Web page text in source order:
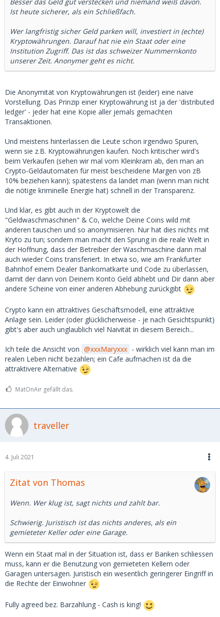
Ist heute sicherer, als ein Schließfach.
Wer langfristig sicher Geld parken will, investiert in (echte)
Kryptowährungen. Darauf hat nie ein Staat oder eine
Institution Zugriff. Das ist das schweizer Nummernkonto
unserer Zeit. Anonymer geht es nicht.
Die Anonymität von Kryptowährungen ist (leider) eine naive
Vorstellung. Das Prinzip einer Kryptowährung ist ja der 'distributed
ledger' - jeder hat eine Kopie aller jemals gemachten
Transaktionen.
Und meistens hinterlassen die Leute schon irgendwo Spuren,
wenn sie z.B. Kryptowährungen kaufen. Noch kritischer wird's
beim Verkaufen (sehen wir mal vom Kleinkram ab, den man an
Crypto-Geldautomaten für meist bescheidene Margen von zB
10% beziehen kann); spätestens da landet man (wenn man nicht
die nötige kriminelle Energie hat) schnell in der Transparenz.
Und klar, es gibt auch in der Kryptowelt die
"Geldwaschmaschinen" & Co, welche Deine Coins wild mit
anderen tauschen und so anonymisieren. Nur hat dies nichts mit
Kryto zu tun; sondern man macht den Sprung in die reale Welt in
der Hoffnung, dass der Betreiber der Waschmaschine dann mal
auch wieder Coins transferiert. In etwa so, wie am Frankfurter
Bahnhof einem Dealer Bankomatkarte und Code zu überlassen,
damit der dann von Deinem Konto Geld abhebt und Dir dann aber
andere Scheine von einer anderen Abhebung zurückgibt
Crypto kann ein attraktives Geschäftsmodell, eine attraktive
Anlage sein. Leider (oder glücklicherweise - je nach Gesichtspunkt)
gibt's aber auch unglaublich viel Naivität in diesem Bereich...
Ich teile die Ansicht von xxxMaryxxx - wirklich viel kann man im
realen Leben nicht bezahlen; ein Cafe aufmachen ist da die
attraktivere Alternative
MatOnAir gefällt das.
traveller
4. Juli 2021
Zitat von Thomas
Wenn. Wer klug ist, sagt nichts und zahlt bar.
Schwierig. Juristisch ist das nichts anderes, als ein
gemieteter Keller oder eine Garage.
Wenn ein Staat mal in der Situation ist, dass er Banken schliessen
muss, kann er die Benutzung von gemieteten Kellern oder
Garagen untersagen. Juristisch ein wesentlich geringerer Eingriff in
die Rechte der Einwohner
Fully agreed bez. Barzahlung - Cash is king!